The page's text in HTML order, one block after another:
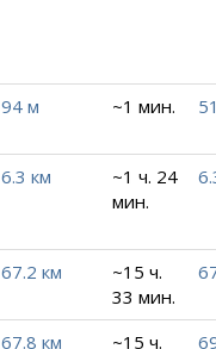
94 м ~1 мин.
6.3 км
~1 ч. 24
мин.
67.2 км
~15 ч.
33 мин.
67.8 км
~15 ч.